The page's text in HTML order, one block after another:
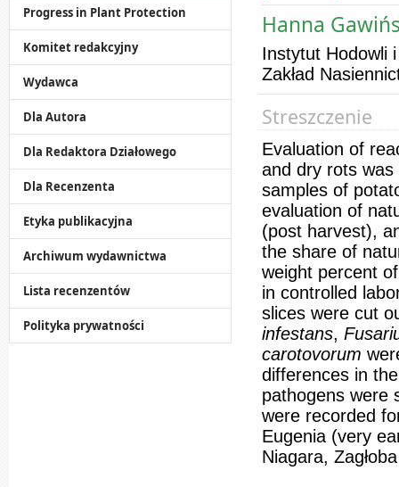
Progress in Plant Protection
Komitet redakcyjny
Wydawca
Dla Autora
Dla Redaktora Działowego
Dla Recenzenta
Etyka publikacyjna
Archiwum wydawnictwa
Lista recenzentów
Polityka prywatności
Hanna
Instytut Hodowli
Zakład
Streszczenie
Evaluation of
and dry rots
samples of
evaluation of
(post harvest),
the share of
weight percent
in controlled
slices were cut
infestans,
carotovorum
differences in
pathogens were
were recorded
Eugenia (very
Niagara,